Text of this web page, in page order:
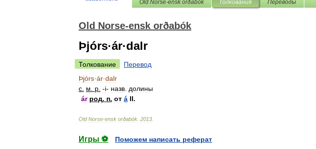
Old Norse-ensk orðabók Толкования Переводы
Old Norse-ensk orðabók
Þjórs·ár·dalr
Толкование
Перевод
Þjórs·ár·dalr
с м р -i- назв долины
ár род. п. от á II.
Old Norse-ensk orðabók 2013
Игры ⚽
Поможем написать реферат